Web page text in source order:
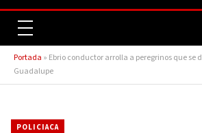
Portada » Ebrio conductor arrolla a peregrinos que se
Guadalupe
POLICIACA